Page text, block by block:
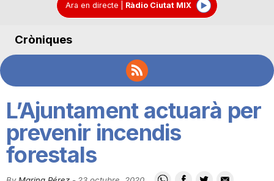
d
C
Ara en directe Ràdio Ciutat MIX
Cròniques
L’Ajuntament actuarà per
prevenir incendis
forestals